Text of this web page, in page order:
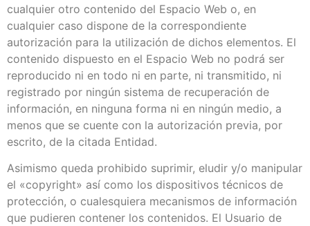
cualquier otro contenido del Espacio Web o, en
cualquier caso dispone de la correspondiente
autorización para la utilización de dichos elementos. El
contenido dispuesto en el Espacio Web no podrá ser
reproducido ni en todo ni en parte, ni transmitido, ni
registrado por ningún sistema de recuperación de
información, en ninguna forma ni en ningún medio, a
menos que se cuente con la autorización previa, por
escrito, de la citada Entidad.
Asimismo queda prohibido suprimir, eludir y/o manipular
el «copyright» así como los dispositivos técnicos de
protección, o cualesquiera mecanismos de información
que pudieren contener los contenidos. El Usuario de